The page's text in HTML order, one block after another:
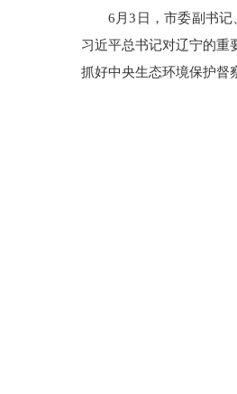
6月3日，市委副书
习近平总书记对辽宁的重
抓好中央生态环境保护督